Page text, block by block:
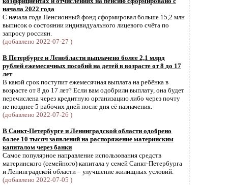
начала 2022 года
С начала года Пенсионный фонд сформировал больше 15,2 млн
выписок о состоянии индивидуального лицевого счёта по
запросу россиян.
(добавлено 2022-07-27 )
В Петербурге и Ленобласти выплачено более 2,1 млрд
рублей ежемесячных пособий на детей в возрасте от 8 до 17
лет
В какой срок поступит ежемесячная выплата на ребёнка в
возрасте от 8 до 17 лет? Если вам одобрили выплату, она будет
перечислена через кредитную организацию либо через почту
не позднее 5 рабочих дней после дня её назначения.
(добавлено 2022-07-26 )
В Санкт-Петербурге и Ленинградской области одобрено
более 10 тысяч заявлений на распоряжение материнским
капиталом через банки
Самое популярное направление использования средств
материнского (семейного) капитала у семей Санкт-Петербурга
и Ленинградской области – улучшение жилищных условий.
(добавлено 2022-07-05 )